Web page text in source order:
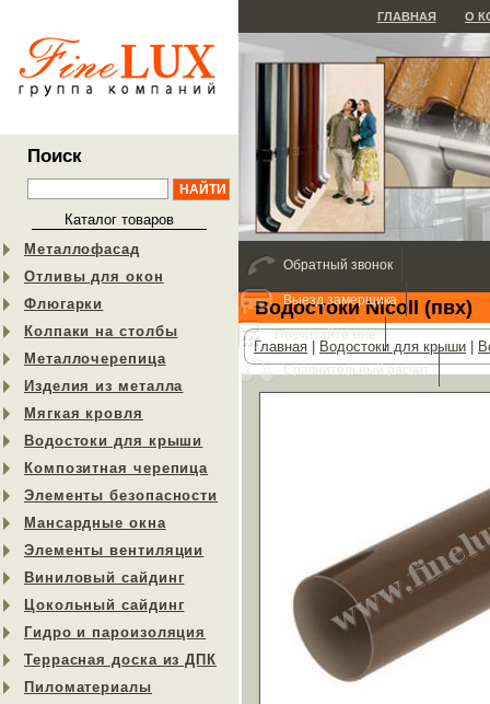
Поиск
Каталог товаров
Металлофасад
Отливы для окон
Флюгарки
Колпаки на столбы
Металлочерепица
Изделия из металла
Мягкая кровля
Водостоки для крыши
Композитная черепица
Элементы безопасности
Мансардные окна
Элементы вентиляции
Виниловый сайдинг
Цокольный сайдинг
Гидро и пароизоляция
Террасная доска из ДПК
Пиломатериалы
ГЛАВНАЯ О
Водостоки Nicoll (пвх)
Главная Водостоки для крыши
Обратный звонок
Выезд замерщика
Посчитайте мне
Сравнительный расчет